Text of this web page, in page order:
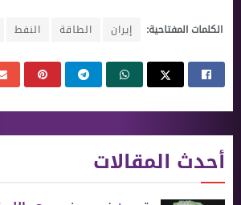
الكلمات المفتاحية: إيران الطاقة النفط
أحدث المقالات